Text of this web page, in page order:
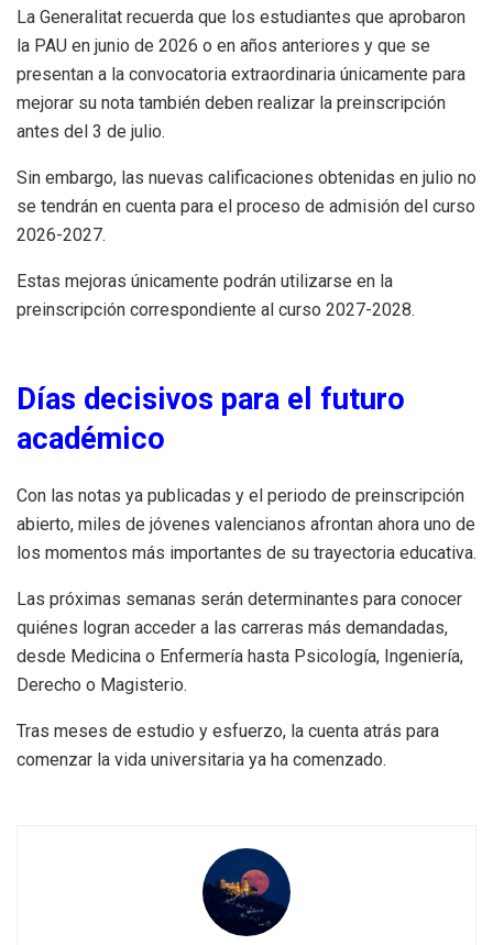
La Generalitat recuerda que los estudiantes que aprobaron
la PAU en junio de 2026 o en años anteriores y que se
presentan a la convocatoria extraordinaria únicamente para
mejorar su nota también deben realizar la preinscripción
antes del 3 de julio.
Sin embargo, las nuevas calificaciones obtenidas en julio no
se tendrán en cuenta para el proceso de admisión del curso
2026-2027.
Estas mejoras únicamente podrán utilizarse en la
preinscripción correspondiente al curso 2027-2028.
Días decisivos para el futuro
académico
Con las notas ya publicadas y el periodo de preinscripción
abierto, miles de jóvenes valencianos afrontan ahora uno de
los momentos más importantes de su trayectoria educativa.
Las próximas semanas serán determinantes para conocer
quiénes logran acceder a las carreras más demandadas,
desde Medicina o Enfermería hasta Psicología, Ingeniería,
Derecho o Magisterio.
Tras meses de estudio y esfuerzo, la cuenta atrás para
comenzar la vida universitaria ya ha comenzado.